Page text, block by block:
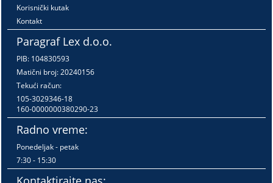
Korisnički kutak
Kontakt
Paragraf Lex d.o.o.
PIB: 104830593
Matični broj: 20240156
Tekući račun:
105-3029346-18
160-0000000380290-23
Radno vreme:
Ponedeljak - petak
7:30 - 15:30